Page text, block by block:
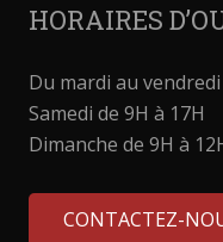
HORAIRES
Du mardi au vendredi
Samedi de 9H à 17H
Dimanche de 9H à
CONTACTEZ-